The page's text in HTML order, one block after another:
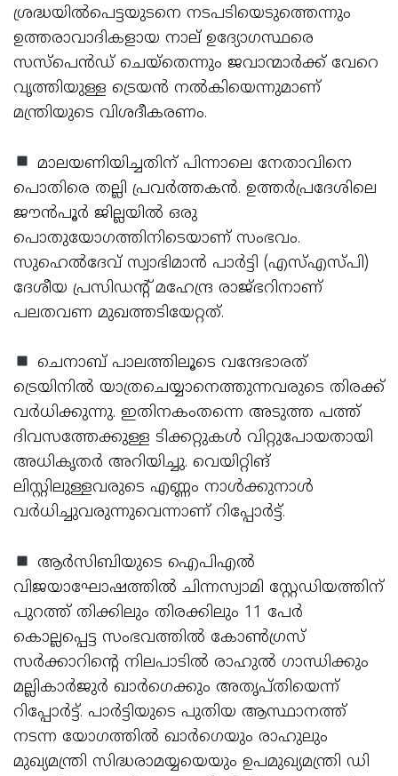
ശ്രദ്ധയില്‍പെട്ടയുടനെ നടപടിയെടുത്തെന്നും
ഉത്തരാവാദികളായ നാല് ഉദ്യോഗസ്ഥരെ
സസ്പെന്‍ഡ് ചെയ്തെന്നും ജവാന്മാര്‍ക്ക് വേറെ
വൃത്തിയുള്ള ട്രെയന്‍ നല്‍കിയെന്നുമാണ്
മന്ത്രിയുടെ വിശദീകരണം.
മാലയണിയിച്ചതിന് പിന്നാലെ നേതാവിനെ
പൊതിരെ തല്ലി പ്രവര്‍ത്തകന്‍. ഉത്തര്‍പ്രദേശിലെ
ജൗന്‍പൂര്‍ ജില്ലയില്‍ ഒരു
പൊതുയോഗത്തിനിടെയാണ് സംഭവം.
സുഹെല്‍ദേവ് സ്വാഭിമാന്‍ പാര്‍ട്ടി (എസ്എസ്പി)
ദേശീയ പ്രസിഡന്റ് മഹേന്ദ്ര രാജ്ഭറിനാണ്
പലതവണ മുഖത്തടിയേറ്റത്.
ചെനാബ് പാലത്തിലൂടെ വന്ദേഭാരത്
ട്രെയിനില്‍ യാത്രചെയ്യാനെത്തുന്നവരുടെ തിരക്ക്
വര്‍ധിക്കുന്നു. ഇതിനകംതന്നെ അടുത്ത പത്ത്
ദിവസത്തേക്കുള്ള ടിക്കറ്റുകള്‍ വിറ്റുപോയതായി
അധികൃതര്‍ അറിയിച്ചു. വെയിറ്റിങ്
ലിസ്റ്റിലുള്ളവരുടെ എണ്ണം നാള്‍ക്കുനാള്‍
വര്‍ധിച്ചുവരുന്നുവെന്നാണ് റിപ്പോര്‍ട്ട്.
ആര്‍സിബിയുടെ ഐപിഎല്‍
വിജയാഘോഷത്തില്‍ ചിന്നസ്വാമി സ്റ്റേഡിയത്തിന്
പുറത്ത് തിക്കിലും തിരക്കിലും 11 പേര്‍
കൊല്ലപ്പെട്ട സംഭവത്തില്‍ കോണ്‍ഗ്രസ്
സര്‍ക്കാറിന്റെ നിലപാടില്‍ രാഹുല്‍ ഗാന്ധിക്കും
മല്ലികാര്‍ജുര്‍ ഖാര്‍ഗെക്കും അതൃപ്തിയെന്ന്
റിപ്പോര്‍ട്ട്. പാര്‍ട്ടിയുടെ പുതിയ ആസ്ഥാനത്ത്
നടന്ന യോഗത്തില്‍ ഖാര്‍ഗെയും രാഹുലും
മുഖ്യമന്ത്രി സിദ്ധരാമയ്യയെയും ഉപമുഖ്യമന്ത്രി ഡി